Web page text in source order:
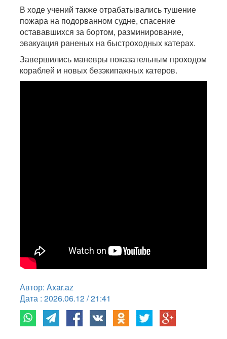
В ходе учений также отрабатывались тушение
пожара на подорванном судне, спасение
остававшихся за бортом, разминирование,
эвакуация раненых на быстроходных катерах.
Завершились маневры показательным проходом
кораблей и новых безэкипажных катеров.
Автор: Axar.az
Дата : 2026.06.12 / 21:41